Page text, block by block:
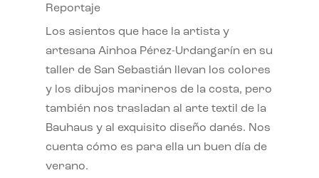
Reportaje
Los asientos que hace la artista y
artesana Ainhoa Pérez-Urdangarín en su
taller de San Sebastián llevan los colores
y los dibujos marineros de la costa, pero
también nos trasladan al arte textil de la
Bauhaus y al exquisito diseño danés. Nos
cuenta cómo es para ella un buen día de
verano.